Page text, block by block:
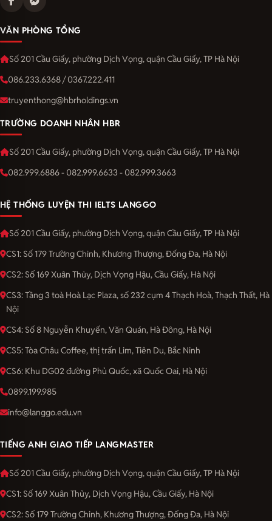
VĂN PHÒNG TỔNG
Số 201 Cầu Giấy, phường Dịch Vọng, quận Cầu Giấy, TP Hà Nội
086.233.6368 / 0367.222.411
truyenthong@hbrholdings.vn
TRƯỜNG DOANH NHÂN HBR
Số 201 Cầu Giấy, phường Dịch Vọng, quận Cầu Giấy, TP Hà Nội
082.999.6886 - 082.999.6633 - 082.999.3663
HỆ THỐNG LUYỆN THI IELTS LANGGO
Số 201 Cầu Giấy, phường Dịch Vọng, quận Cầu Giấy, TP Hà Nội
CS1: Số 179 Trường Chinh, Khương Thượng, Đống Đa, Hà Nội
CS2: Số 169 Xuân Thủy, Dịch Vọng Hậu, Cầu Giấy, Hà Nội
CS3: Tầng 3 toà Hoà Lạc Plaza, số 232 cụm 4 Thạch Hoà, Thạch Thất, Hà
Nội
CS4: Số 8 Nguyễn Khuyến, Văn Quán, Hà Đông, Hà Nội
CS5: Tòa Châu Coffee, thị trấn Lim, Tiên Du, Bắc Ninh
CS6: Khu DG02 đường Phủ Quốc, xã Quốc Oai, Hà Nội
0899.199.985
info@langgo.edu.vn
TIẾNG ANH GIAO TIẾP LANGMASTER
Số 201 Cầu Giấy, phường Dịch Vọng, quận Cầu Giấy, TP Hà Nội
CS1: Số 169 Xuân Thủy, Dịch Vọng Hậu, Cầu Giấy, Hà Nội
CS2: Số 179 Trường Chinh, Khương Thượng, Đống Đa, Hà Nội